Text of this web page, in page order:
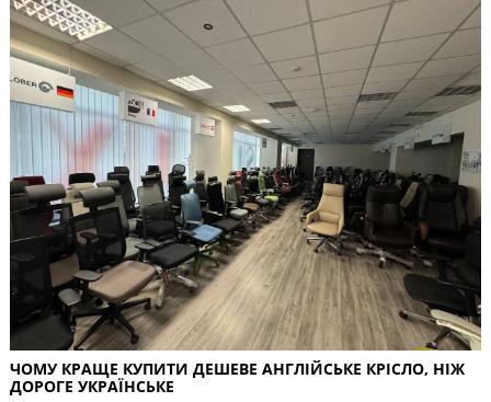
ЧОМУ КРАЩЕ КУПИТИ ДЕШЕВЕ АНГЛІЙСЬКЕ КРІСЛО, НІЖ
ДОРОГЕ УКРАЇНСЬКЕ